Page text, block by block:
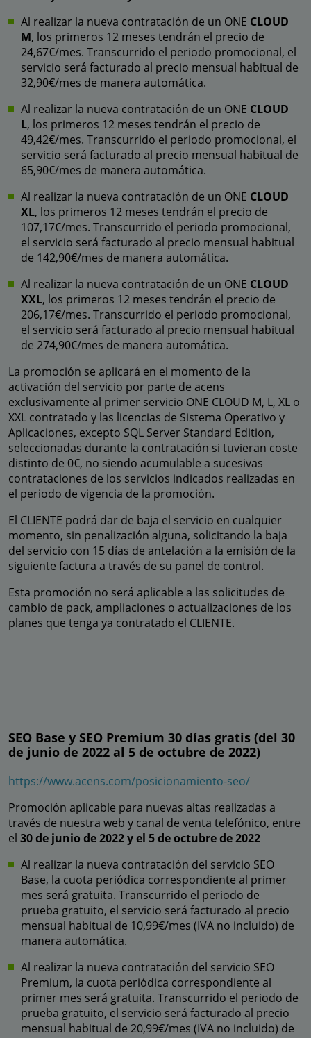
Al realizar la nueva contratación de un ONE CLOUD
M, los primeros 12 meses tendrán el precio de
24,67€/mes. Transcurrido el periodo promocional, el
servicio será facturado al precio mensual habitual de
32,90€/mes de manera automática.
Al realizar la nueva contratación de un ONE CLOUD
L, los primeros 12 meses tendrán el precio de
49,42€/mes. Transcurrido el periodo promocional, el
servicio será facturado al precio mensual habitual de
65,90€/mes de manera automática.
Al realizar la nueva contratación de un ONE CLOUD
XL, los primeros 12 meses tendrán el precio de
107,17€/mes. Transcurrido el periodo promocional,
el servicio será facturado al precio mensual habitual
de 142,90€/mes de manera automática.
Al realizar la nueva contratación de un ONE CLOUD
XXL, los primeros 12 meses tendrán el precio de
206,17€/mes. Transcurrido el periodo promocional,
el servicio será facturado al precio mensual habitual
de 274,90€/mes de manera automática.
La promoción se aplicará en el momento de la
activación del servicio por parte de acens
exclusivamente al primer servicio ONE CLOUD M, L, XL o
XXL contratado y las licencias de Sistema Operativo y
Aplicaciones, excepto SQL Server Standard Edition,
seleccionadas durante la contratación si tuvieran coste
distinto de 0€, no siendo acumulable a sucesivas
contrataciones de los servicios indicados realizadas en
el periodo de vigencia de la promoción.
El CLIENTE podrá dar de baja el servicio en cualquier
momento, sin penalización alguna, solicitando la baja
del servicio con 15 días de antelación a la emisión de la
siguiente factura a través de su panel de control.
Esta promoción no será aplicable a las solicitudes de
cambio de pack, ampliaciones o actualizaciones de los
planes que tenga ya contratado el CLIENTE.
SEO Base y SEO Premium 30 días gratis (del 30
de junio de 2022 al 5 de octubre de 2022)
https://www.acens.com/posicionamiento-seo/
Promoción aplicable para nuevas altas realizadas a
través de nuestra web y canal de venta telefónico, entre
el 30 de junio de 2022 y el 5 de octubre de 2022
Al realizar la nueva contratación del servicio SEO
Base, la cuota periódica correspondiente al primer
mes será gratuita. Transcurrido el periodo de
prueba gratuito, el servicio será facturado al precio
mensual habitual de 10,99€/mes (IVA no incluido) de
manera automática.
Al realizar la nueva contratación del servicio SEO
Premium, la cuota periódica correspondiente al
primer mes será gratuita. Transcurrido el periodo de
prueba gratuito, el servicio será facturado al precio
mensual habitual de 20,99€/mes (IVA no incluido) de